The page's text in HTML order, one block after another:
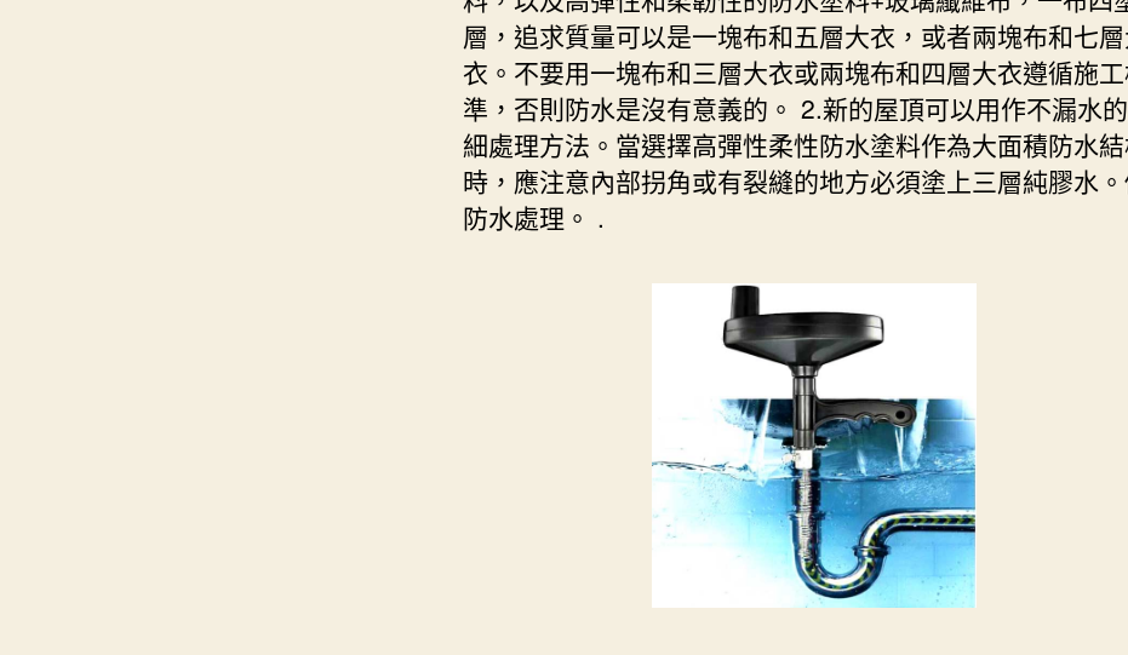
層，追求質量可以是一塊布和五層大衣，或者兩塊布和七
衣。不要用一塊布和三層大衣或兩塊布和四層大衣遵循施
準，否則防水是沒有意義的。 2.新的屋頂可以用作不漏水
細處理方法。當選擇高彈性柔性防水塗料作為大面積防水
時，應注意內部拐角或有裂縫的地方必須塗上三層純膠水
防水處理。 .